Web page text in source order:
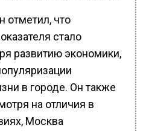
что
стало
развитию экономики,
в городе. Он также
на отличия в
Москва